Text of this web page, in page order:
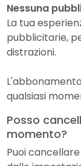
Nessuna
La tua
pubblicitarie,
distrazioni.
qualsiasi
Posso
momento?
Puoi